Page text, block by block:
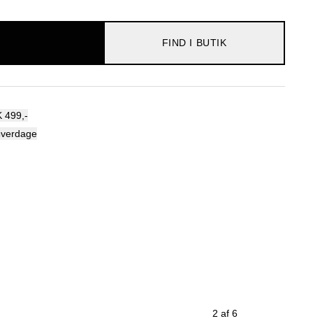
FIND I BUTIK
499,-
2 af 6